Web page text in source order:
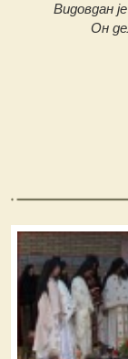
Видовдан
Он